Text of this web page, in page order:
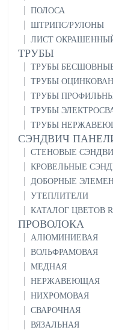
ПОЛОСА
ШТРИПС/РУЛОНЫ
ЛИСТ
ТРУБЫ
ТРУБЫ
ТРУБЫ
ТРУБЫ
ТРУБЫ
ТРУБЫ
СЭНДВИЧ
СТЕНОВЫЕ
КРОВЕЛЬНЫЕ
ДОБОРНЫЕ
УТЕПЛИТЕЛИ
КАТАЛОГ ЦВЕТОВ
ПРОВОЛОКА
АЛЮМИНИЕВАЯ
ВОЛЬФРАМОВАЯ
МЕДНАЯ
НЕРЖАВЕЮЩАЯ
НИХРОМОВАЯ
СВАРОЧНАЯ
ВЯЗАЛЬНАЯ